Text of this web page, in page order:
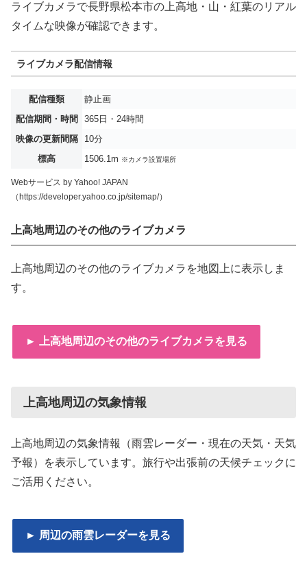
ライブカメラで長野県松本市の上高地・山・紅葉のリアル
タイムな映像が確認できます。
ライブカメラ配信情報
配信種類
静止画
配信期間・時間
365日・24時間
映像の更新間隔
10分
標高
1506.1m ※カメラ設置場所
Webサービス by Yahoo! JAPAN
（https://developer.yahoo.co.jp/sitemap/）
上高地周辺のその他のライブカメラ
上高地周辺のその他のライブカメラを地図上に表示しま
す。
► 上高地周辺のその他のライブカメラを見る
上高地周辺の気象情報
上高地周辺の気象情報（雨雲レーダー・現在の天気・天気
予報）を表示しています。旅行や出張前の天候チェックに
ご活用ください。
► 周辺の雨雲レーダーを見る